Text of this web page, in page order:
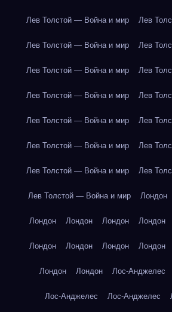
Лев Толстой — Война и мир Лев
Лев Толстой — Война и мир Лев
Лев Толстой — Война и мир Лев
Лев Толстой — Война и мир Лев
Лев Толстой — Война и мир Лев
Лев Толстой — Война и мир Лев
Лев Толстой — Война и мир Лев
Лев Толстой — Война и мир Лондон
Лондон Лондон Лондон Лондон
Лондон Лондон Лондон Лондон
Лондон Лондон Лос-Анджелес
Лос-Анджелес Лос-Анджелес